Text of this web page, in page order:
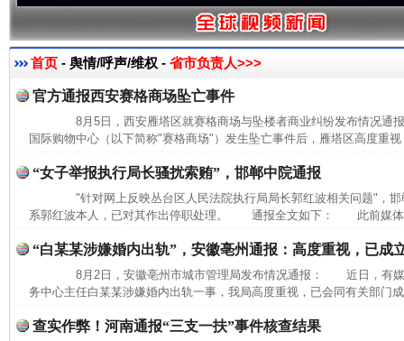
首页 - 舆情/呼声/维权 - 省市负责人>>>
官方通报西安赛格商场坠亡事件
8月5日，西安雁塔区就赛格商场与坠楼者商业纠纷发布情况
国际购物中心（以下简称"赛格商场"）发生坠亡事件后，雁塔区高度重
“女子举报执行局长骚扰索贿”，邯郸中院通报
"针对网上反映丛台区人民法院执行局局长郭红波相关问题"，邯
系郭红波本人，已对其作出停职处理。 通报全文如下： 此前媒体
“白某某涉嫌婚内出轨”，安徽亳州通报：高度重视，已成
8月2日，安徽亳州市城市管理局发布情况通报： 近日，有媒
务中心主任白某某涉嫌婚内出轨一事，我局高度重视，已会同有关部门
查实作弊！河南通报“三支一扶”事件核查结果